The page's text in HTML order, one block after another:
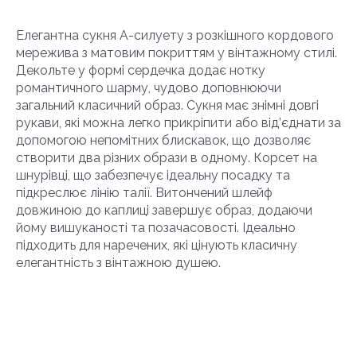
Елегантна сукня А-силуету з розкішного кордового
мережива з матовим покриттям у вінтажному стилі.
Декольте у формі сердечка додає нотку
романтичного шарму, чудово доповнюючи
загальний класичний образ. Сукня має знімні довгі
рукави, які можна легко прикріпити або від’єднати за
допомогою непомітних блискавок, що дозволяє
створити два різних образи в одному. Корсет на
шнурівці, що забезпечує ідеальну посадку та
підкреслює лінію талії. Витончений шлейф
довжиною до каплиці завершує образ, додаючи
йому вишуканості та позачасовості. Ідеально
підходить для наречених, які цінують класичну
елегантність з вінтажною душею.